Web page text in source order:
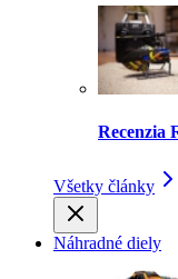
Recenzia
Všetky články
Náhradné diely